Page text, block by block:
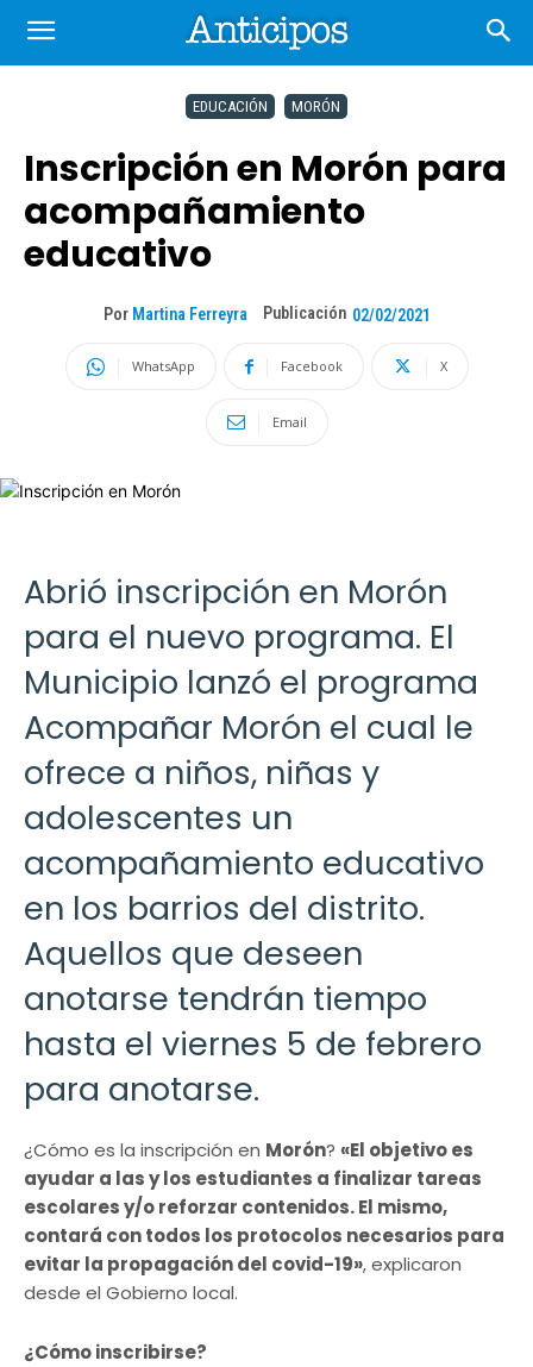
EDUCACIÓN MORÓN
Inscripción en Morón para
acompañamiento
educativo
Por Martina Ferreyra Publicación 02/02/2021
WhatsApp Facebook X
Email
Abrió inscripción en Morón
para el nuevo programa. El
Municipio lanzó el programa
Acompañar Morón el cual le
ofrece a niños, niñas y
adolescentes un
acompañamiento educativo
en los barrios del distrito.
Aquellos que deseen
anotarse tendrán tiempo
hasta el viernes 5 de febrero
para anotarse.
¿Cómo es la inscripción en Morón? «El objetivo es
ayudar a las y los estudiantes a finalizar tareas
escolares y/o reforzar contenidos. El mismo,
contará con todos los protocolos necesarios para
evitar la propagación del covid-19», explicaron
desde el Gobierno local.
¿Cómo inscribirse?